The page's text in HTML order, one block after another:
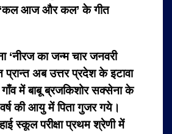
‘कल आज और कल’ के गीत
‘नीरज का जन्म चार जनवरी
अब उत्तर प्रदेश के इटावा
में बाबू ब्रजकिशोर सक्सेना के
की आयु में पिता गुजर गये।
स्कूल परीक्षा प्रथम श्रेणी में